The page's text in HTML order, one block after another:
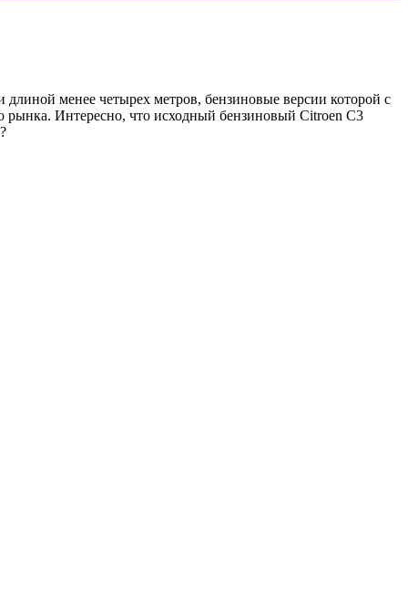
менее четырех метров, бензиновые версии которой с
Интересно, что исходный бензиновый Citroen C3